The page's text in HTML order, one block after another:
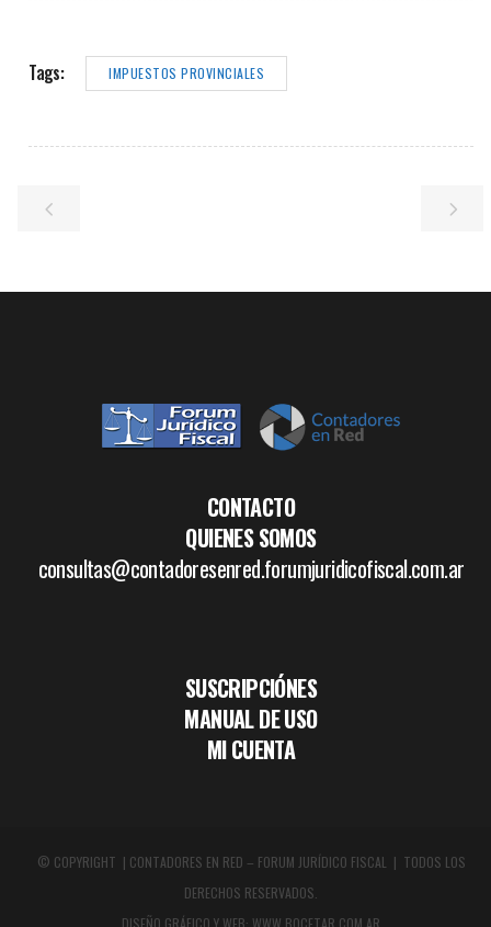
Tags: IMPUESTOS PROVINCIALES
CONTACTO
QUIENES SOMOS
consultas@contadoresenred.forumjuridicofiscal.com.ar
SUSCRIPCIÓNES
MANUAL DE USO
MI CUENTA
© COPYRIGHT | CONTADORES EN RED – FORUM JURÍDICO FISCAL | TODOS LOS
DERECHOS RESERVADOS.
DISEÑO GRÁFICO Y WEB: WWW.BOCETAR.COM.AR